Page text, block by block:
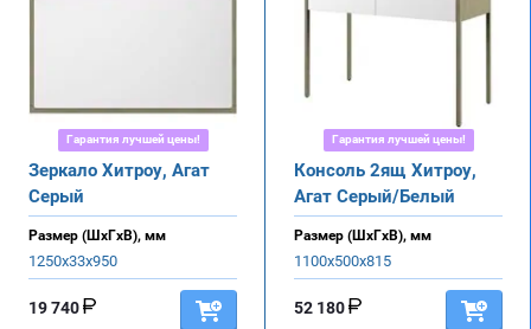
Гарантия лучшей цены!
Зеркало Хитроу, Агат
Серый
Размер (ШхГхВ), мм
1250х33х950
19 740
Гарантия лучшей цены!
Консоль 2ящ Хитроу,
Агат Серый/Белый
Размер (ШхГхВ), мм
1100х500х815
52 180